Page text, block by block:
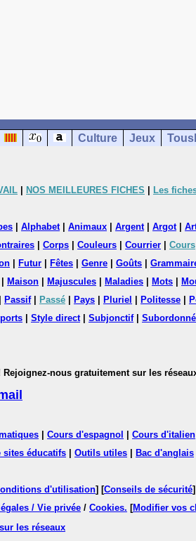
Culture Jeux
NOS MEILLEURES FICHES Les
Alphabet| Animaux Argent| Argot|
Corps Couleurs Courrier Cours
Futur Fêtes Genre Goûts
Maison Majuscules Maladies Mots
Passif| Passé Pays Pluriel Politesse
Style direct| Subjonctif|
Rejoignez-nous gratuitement sur les
Cours d'espagnol Cours d'italien
sites éducatifs Outils utiles Bac d'anglais
d'utilisation] [Conseils de sécurité
/ Vie privée / Cookies. [Modifier vos
les réseaux